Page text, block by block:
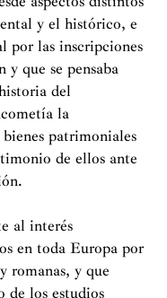
y el histórico, e
por las inscripciones
que se pensaba
del
la
patrimoniales
de ellos ante
al interés
en toda Europa por
romanas, y que
de los estudios